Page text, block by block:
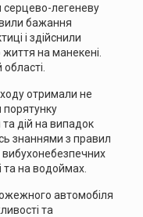
серцево-легеневу
бажання
і здійснили
на манекені.
отримали не
порятунку
дій на випадок
знаннями з правил
та на водоймах.
автомобіля
та